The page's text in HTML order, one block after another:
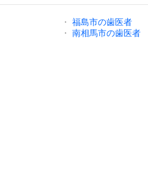
・ 福島市の歯医者
・ 南相馬市の歯医者